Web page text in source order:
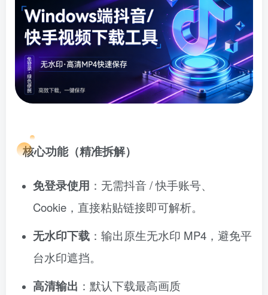
核心功能（精准拆解）
免登录使用 ：无需抖音 / 快手账号、
Cookie，直接粘贴链接即可解析。
无水印下载 ：输出原生无水印 MP4，避免平
台水印遮挡。
高清输出 ：默认下载最高画质